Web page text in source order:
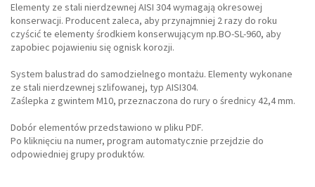
Elementy ze stali nierdzewnej AISI 304 wymagają okresowej
konserwacji. Producent zaleca, aby przynajmniej 2 razy do roku
czyścić te elementy środkiem konserwującym np.BO-SL-960, aby
zapobiec pojawieniu się ognisk korozji.
System balustrad do samodzielnego montażu. Elementy wykonane
ze stali nierdzewnej szlifowanej, typ AISI304.
Zaślepka z gwintem M10, przeznaczona do rury o średnicy 42,4 mm.
Dobór elementów przedstawiono w pliku PDF.
Po kliknięciu na numer, program automatycznie przejdzie do
odpowiedniej grupy produktów.